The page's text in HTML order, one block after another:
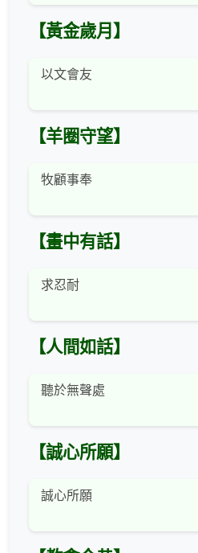
【黃金歲月】
以文會友
【羊圈守望】
牧顧事奉
【畫中有話】
求忍耐
【人間如話】
聽於無聲處
【誠心所願】
誠心所願